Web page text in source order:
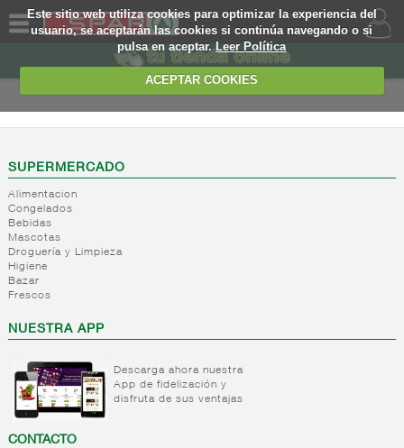
Este sitio web utiliza cookies para optimizar la experiencia del
usuario, se aceptarán las cookies si continúa navegando o si
pulsa en aceptar.Leer Política
ACEPTAR COOKIES
SOMOS
WEB
EJEMPLO
SUPERMERCADO
Alimentacion
Congelados
Bebidas
Mascotas
Droguería y Limpieza
Higiene
Bazar
Frescos
NUESTRA APP
Descarga ahora nuestra
App de fidelización y
disfruta de sus ventajas
CONTACTO